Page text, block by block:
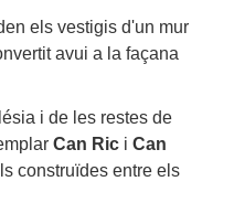
els vestigis d'un mur
avui a la façana
i de les restes de
Can Ric i Can
construïdes entre els